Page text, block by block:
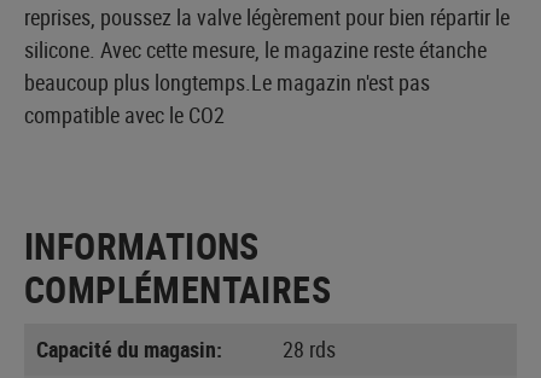
reprises, poussez la valve légèrement pour bien répartir le
silicone. Avec cette mesure, le magazine reste étanche
beaucoup plus longtemps.Le magazin n'est pas
compatible avec le CO2
INFORMATIONS
COMPLÉMENTAIRES
Capacité du magasin:
28 rds